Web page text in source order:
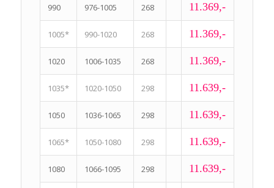
990 976-1005 268 11.369,-
1005* 990-1020 268 11.369,-
1020 1006-1035 268 11.369,-
1035* 1020-1050 298 11.639,-
1050 1036-1065 298 11.639,-
1065* 1050-1080 298 11.639,-
1080 1066-1095 298 11.639,-